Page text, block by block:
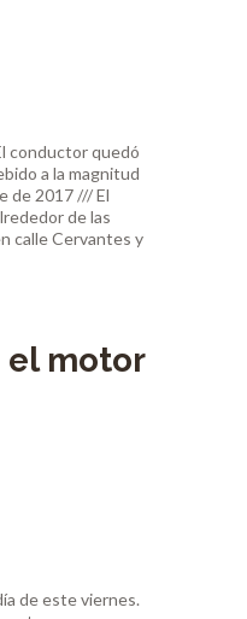
conductor quedó
a la magnitud
de 2017 /// El
de las
calle Cervantes y
el motor
de este viernes.